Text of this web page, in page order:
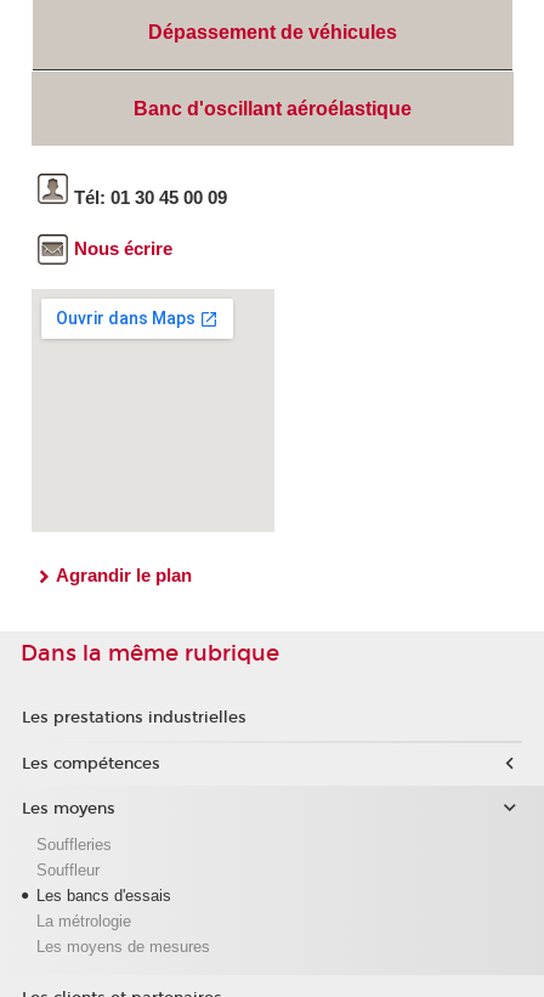
Dépassement de véhicules
Banc d'oscillant aéroélastique
Tél: 01 30 45 00 09
Nous écrire
Agrandir le plan
Dans la même rubrique
Les prestations industrielles
Les compétences
Les moyens
Souffleries
Souffleur
Les bancs d'essais
La métrologie
Les moyens de mesures